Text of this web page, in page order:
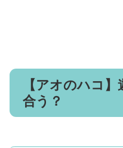
【アオのハコ
合う？